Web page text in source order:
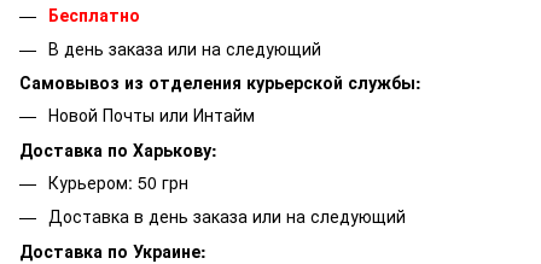
Бесплатно
В день заказа или на следующий
Самовывоз из отделения курьерской службы:
Новой Почты или Интайм
Доставка по Харькову:
Курьером: 50 грн
Доставка в день заказа или на следующий
Доставка по Украине: